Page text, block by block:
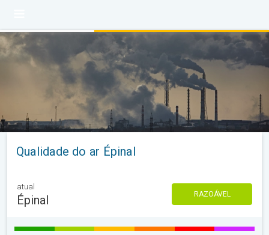
Qualidade do ar Épinal
atual
Épinal RAZOÁVEL